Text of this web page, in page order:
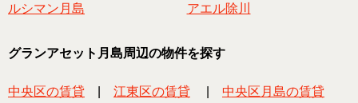
ルシマン月島 アエル除川
グランアセット月島周辺の物件を探す
中央区の賃貸 江東区の賃貸 中央区月島の賃貸